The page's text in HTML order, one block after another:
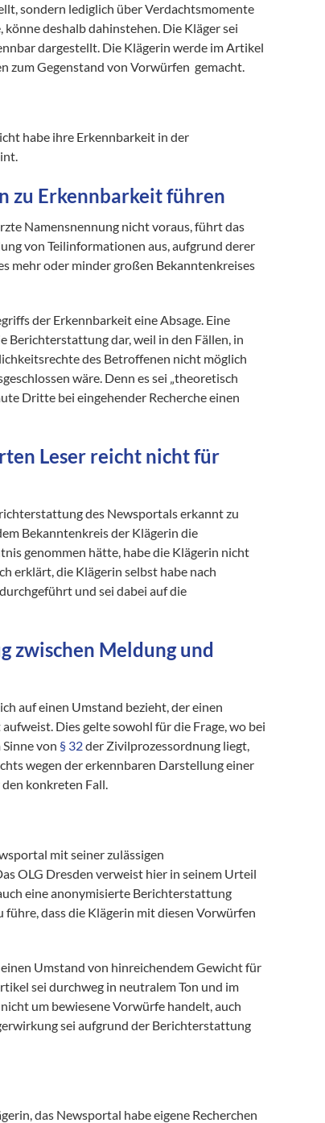
sondern lediglich über Verdachtsmomente
deshalb dahinstehen. Die Kläger sei
dargestellt. Die Klägerin werde im Artikel
zum Gegenstand von Vorwürfen gemacht.
habe ihre Erkennbarkeit in der
zu Erkennbarkeit führen
Namensnennung nicht voraus, führt das
von Teilinformationen aus, aufgrund derer
mehr oder minder großen Bekanntenkreises
der Erkennbarkeit eine Absage. Eine
Berichterstattung dar, weil in den Fällen, in
des Betroffenen nicht möglich
wäre. Denn es sei „theoretisch
Dritte bei eingehender Recherche einen
Leser reicht nicht für
des Newsportals erkannt zu
Bekanntenkreis der Klägerin die
genommen hätte, habe die Klägerin nicht
erklärt, die Klägerin selbst habe nach
und sei dabei auf die
zwischen Meldung und
auf einen Umstand bezieht, der einen
Dies gelte sowohl für die Frage, wo bei
von § 32der Zivilprozessordnung liegt,
wegen der erkennbaren Darstellung einer
konkreten Fall.
mit seiner zulässigen
OLG Dresden verweist hier in seinem Urteil
eine anonymisierte Berichterstattung
dass die Klägerin mit diesen Vorwürfen
Umstand von hinreichendem Gewicht für
sei durchweg in neutralem Ton und im
um bewiesene Vorwürfe handelt, auch
sei aufgrund der Berichterstattung
das Newsportal habe eigene Recherchen